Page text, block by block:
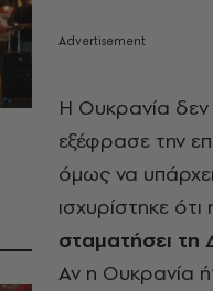
Η Ουκρανία δεν
εξέφρασε την
όμως να
ισχυρίστηκε
σταματήσει τη
Αν η Ουκρανία